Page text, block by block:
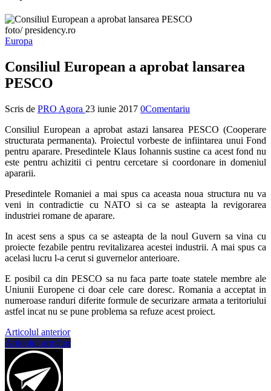
foto/ presidency.ro
Europa
Consiliul European a aprobat lansarea
PESCO
Scris de PRO Agora 23 iunie 2017 0Comentariu
Consiliul European a aprobat astazi lansarea PESCO (Cooperare
structurata permanenta). Proiectul vorbeste de infiintarea unui Fond
pentru aparare. Presedintele Klaus Iohannis sustine ca acest fond nu
este pentru achizitii ci pentru cercetare si coordonare in domeniul
apararii.
Presedintele Romaniei a mai spus ca aceasta noua structura nu va
veni in contradictie cu NATO si ca se asteapta la revigorarea
industriei romane de aparare.
In acest sens a spus ca se asteapta de la noul Guvern sa vina cu
proiecte fezabile pentru revitalizarea acestei industrii. A mai spus ca
acelasi lucru l-a cerut si guvernelor anterioare.
E posibil ca din PESCO sa nu faca parte toate statele membre ale
Uniunii Europene ci doar cele care doresc. Romania a acceptat in
numeroase randuri diferite formule de securizare armata a teritoriului
astfel incat nu se pune problema sa refuze acest proiect.
Articolul anterior
Articolul următor